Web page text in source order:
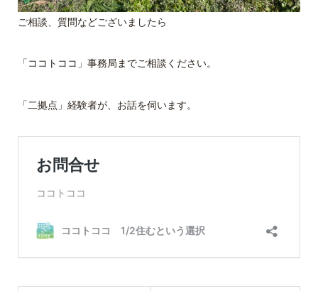
ご相談、質問などございましたら
「ココトココ」事務局までご相談ください。
「二拠点」経験者が、お話を伺います。